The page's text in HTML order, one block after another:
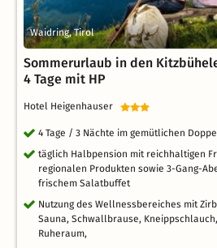
Waidring, Tirol
Sommerurlaub in den
4 Tage mit HP
Hotel Heigenhauser
4 Tage / 3 Nächte im gemütlichen
täglich Halbpension mit reichhaltigen
regionalen Produkten sowie 3-Gang-
frischem Salatbuffet
Nutzung des Wellnessbereiches mit
Sauna, Schwallbrause,
Ruheraum,